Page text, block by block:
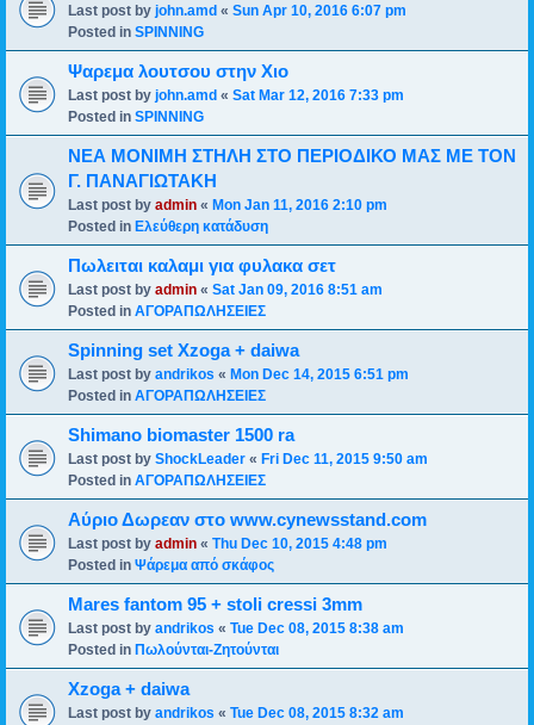
Last post by john.amd « Sun Apr 10, 2016 6:07 pm
Posted in SPINNING
Ψαρεμα λουτσου στην Χιο
Last post by john.amd « Sat Mar 12, 2016 7:33 pm
Posted in SPINNING
ΝΕΑ ΜΟΝΙΜΗ ΣΤΗΛΗ ΣΤΟ ΠΕΡΙΟΔΙΚΟ ΜΑΣ ΜΕ ΤΟΝ
Γ. ΠΑΝΑΓΙΩΤΑΚΗ
Last post by admin « Mon Jan 11, 2016 2:10 pm
Posted in Ελεύθερη κατάδυση
Πωλειται καλαμι για φυλακα σετ
Last post by admin « Sat Jan 09, 2016 8:51 am
Posted in ΑΓΟΡΑΠΩΛΗΣΕΙΕΣ
Spinning set Xzoga + daiwa
Last post by andrikos « Mon Dec 14, 2015 6:51 pm
Posted in ΑΓΟΡΑΠΩΛΗΣΕΙΕΣ
Shimano biomaster 1500 ra
Last post by ShockLeader « Fri Dec 11, 2015 9:50 am
Posted in ΑΓΟΡΑΠΩΛΗΣΕΙΕΣ
Αύριο Δωρεαν στο www.cynewsstand.com
Last post by admin « Thu Dec 10, 2015 4:48 pm
Posted in Ψάρεμα από σκάφος
Mares fantom 95 + stoli cressi 3mm
Last post by andrikos « Tue Dec 08, 2015 8:38 am
Posted in Πωλούνται-Ζητούνται
Xzoga + daiwa
Last post by andrikos « Tue Dec 08, 2015 8:32 am